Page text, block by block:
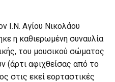
Ι.Ν. Αγίου Νικολάου
η καθιερωμένη συναυλία
του μουσικού σώματος
(άρτι αφιχθείσας από το
στις εκεί εορταστικές